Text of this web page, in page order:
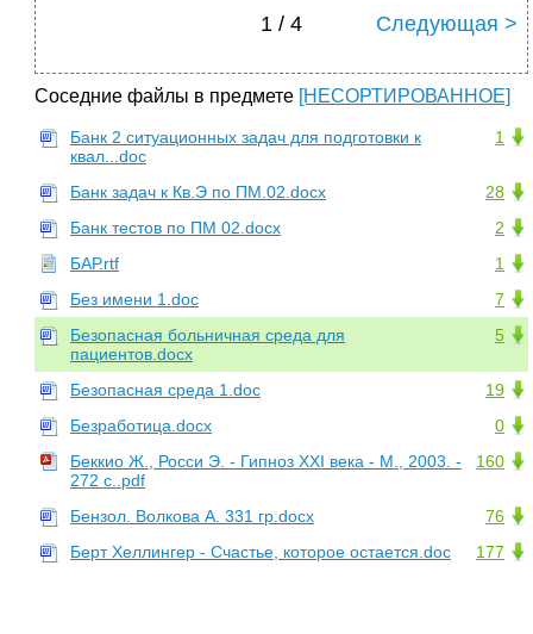
1 / 4 Следующая >
Соседние файлы в предмете [НЕСОРТИРОВАННОЕ]
1
Банк 2 ситуационных задач для подготовки к
квал...doc
28
Банк задач к Кв.Э по ПМ.02.docx
2
Банк тестов по ПМ 02.docx
1
БАР.rtf
7
Без имени 1.doc
5
Безопасная больничная среда для
пациентов.docx
19
Безопасная среда 1.doc
0
Безработица.docx
160
Беккио Ж., Росси Э. - Гипноз XXI века - М., 2003. -
272 с..pdf
76
Бензол. Волкова А. 331 гр.docx
177
Берт Хеллингер - Счастье, которое остается.doc